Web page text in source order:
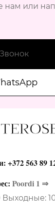
нам или
Звонок
+372 563 89
Poordi 1 ⇒
Выходные: